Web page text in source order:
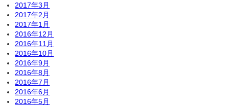
2017年3月
2017年2月
2017年1月
2016年12月
2016年11月
2016年10月
2016年9月
2016年8月
2016年7月
2016年6月
2016年5月